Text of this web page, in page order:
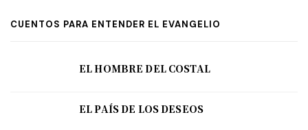
CUENTOS PARA ENTENDER EL EVANGELIO
EL HOMBRE DEL COSTAL
EL PAÍS DE LOS DESEOS